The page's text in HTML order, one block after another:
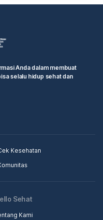
Anda dalam membuat
selalu hidup sehat dan
Kesehatan
Sehat
Kami